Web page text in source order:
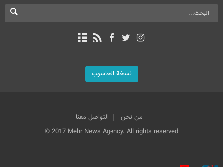
نسخة الحاسوب
من نحن
التواصل معنا
© 2017 Mehr News Agency. All rights reserved